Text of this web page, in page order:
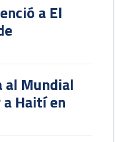
a El
al Mundial
Haití en